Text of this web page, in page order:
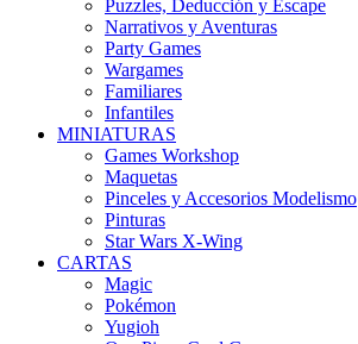
Puzzles, Deducción y Escape
Narrativos y Aventuras
Party Games
Wargames
Familiares
Infantiles
MINIATURAS
Games Workshop
Maquetas
Pinceles y Accesorios Modelismo
Pinturas
Star Wars X-Wing
CARTAS
Magic
Pokémon
Yugioh